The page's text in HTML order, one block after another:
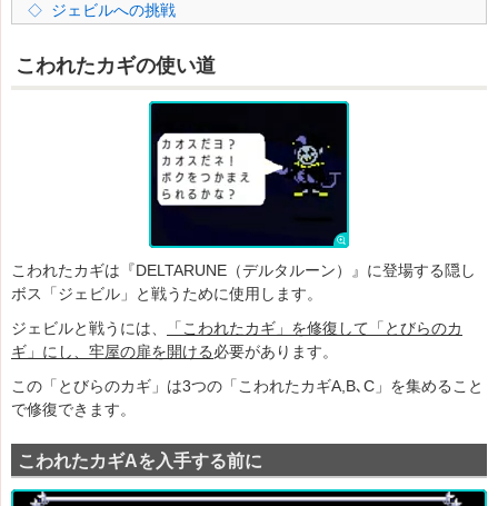
ジェビルへの挑戦
こわれたカギの使い道
こわれたカギは『DELTARUNE（デルタルーン）』に登場する隠し
ボス「ジェビル」と戦うために使用します。
ジェビルと戦うには、
「こわれたカギ」を修復して「とびらのカ
ギ」にし、牢屋の扉を開ける必要があります。
この「とびらのカギ」は3つの「こわれたカギA,B､C」を集めること
で修復できます。
こわれたカギAを入手する前に